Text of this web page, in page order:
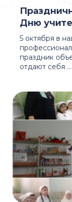
5 октября в
праздник
отдают себя ...
Дню